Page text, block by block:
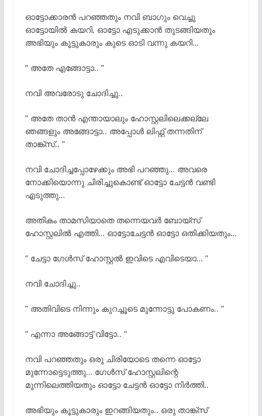
ഓട്ടോക്കാരൻ പറഞ്ഞതും നവി ബാഗും വെച്ചു
ഓട്ടോയിൽ കയറി, ഓട്ടോ എടുക്കാൻ തുടങ്ങിയതും
അഭിയും കൂട്ടുകാരും കുടെ ഓടി വന്നു കയറി…
” അതേ എങ്ങോട്ടാ.. ”
നവി അവരോടു ചോദിച്ചു..
” അതേ താൻ എന്തായാലും ഹോസ്റ്റലിലെക്കല്ലേ
ഞങ്ങളും അങ്ങോട്ടാ.. അപ്പോൾ ലിഫ്റ്റ് തന്നതിന്
താങ്ക്സ്.. ”
നവി ചോദിച്ചപ്പോഴേക്കും അഭി പറഞ്ഞു… അവരെ
നോക്കിയൊന്നു ചിരിച്ചുകൊണ്ട് ഓട്ടോ ചേട്ടൻ വണ്ടി
എടുത്തു…
അതികം താമസിയാതെ തന്നെയവർ ബോയ്സ്
ഹോസ്റ്റലിൽ എത്തി… ഓട്ടോചേട്ടൻ ഓട്ടോ ഒതിക്കിയതും…
” ചേട്ടാ ഗേൾസ് ഹോസ്റ്റൽ ഇവിടെ എവിടെയാ… ”
നവി ചോദിച്ചു..
” അതിവിടെ നിന്നും കുറച്ചൂടെ മുന്നോട്ടു പോകണം.. ”
” എന്നാ അങ്ങോട്ട്‌ വിട്ടോ.. ”
നവി പറഞ്ഞതും ഒരു ചിരിയോടെ തന്നെ ഓട്ടോ
മുന്നോട്ടെടുത്തു… ഗേൾസ് ഹോസ്റ്റലിന്റെ
മുന്നിലെത്തിയതും ഓട്ടോ ചേട്ടൻ ഓട്ടോ നിർത്തി..
അഭിയും കൂട്ടുകാരും ഇറങ്ങിയതും.. ഒരു താങ്ക്സ്